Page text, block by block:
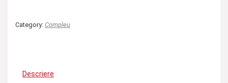
Category: Compleu
Descriere